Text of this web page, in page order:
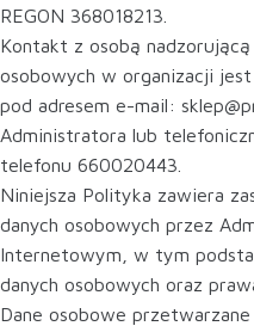
REGON 368018213.
Kontakt z osobą
osobowych w organizacji
pod adresem e-mail:
Administratora lub
telefonu 660020443.
Niniejsza Polityka zawiera
danych osobowych przez
Internetowym, w tym
danych osobowych oraz
Dane osobowe